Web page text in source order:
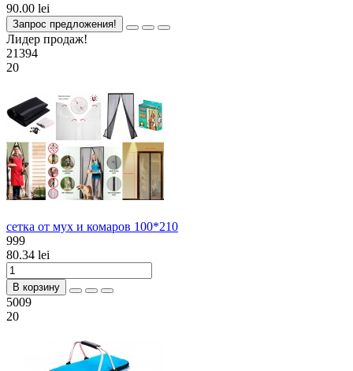
90.00 lei
Запрос предложения!
Лидер продаж!
21394
20
сетка от мух и комаров 100*210
999
80.34 lei
В корзину
5009
20